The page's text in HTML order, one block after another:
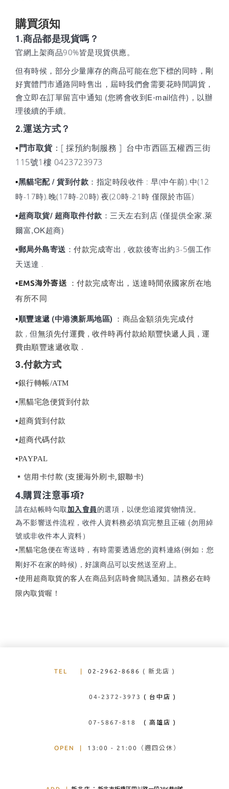
購買須知
1.商品都是現貨嗎？
官網上架商品90%皆是現貨供應。
但有時候，部分少量庫存的商品可能在您下標的同時，剛
好實體門市通路同時售出，屆時我們會需要花時間調貨 ，
會立即在訂單留言中通知 (您將會收到E-mail信件)，以辦
理後續的手續。
2.運送方式？
▪門市取貨： [ 採預約制服務 ] 台中市西區五權西三街
115號1樓 0423723973
▪黑貓宅配 / 貨到付款 ： 指定時段收件 : 早(中午前).中(12
時-17時).晚(17時-20時) 夜(20時-21時 僅限於市區)
▪超商取貨/ 超商取件付款 ：三天左右到店 (僅提供全家.萊
爾富,OK超商)
▪郵局外島寄送 ： 付款完成寄出 , 收款後寄出約3-5個工作
天送達 .
▪EMS海外寄送
：付款完成寄出，送達時間依國家所在地
有所不同.
▪順豐速遞 (中港澳新馬地區)
：商品金額須先完成付
款 , 但無須先付運費 , 收件時再付款給順豐快遞人員 , 運
費由順豐速遞收取 .
3.付款方式
▪銀行轉帳/ATM
▪黑貓宅急便貨到付款
▪超商貨到付款
▪超商代碼付款
▪PAYPAL
​▪信用卡付款 (支援海外刷卡,銀聯卡)
4.購買注意事項?
請在結帳時勾取加入會員的選項 ， 以便您追蹤貨物情況。
為不影響送件流程，收件人資料務必填寫完整且正確 (勿用綽
號或非收件本人資料）
▪黑貓宅急便在寄送時，有時需要透過您的資料連絡(例如：您
剛好不在家的時候)，好讓商品可以安然送至府上。
▪使用超商取貨的客人在商品到店時會簡訊通知。請務必在時
限內取貨喔！
TEL | 02-2962-8686 ( 新北店 )
04-2372-3973 ( 台中店 )
07-5867-818 ( 高雄店 )
OPEN | 13:00 - 21:00（週四公休）